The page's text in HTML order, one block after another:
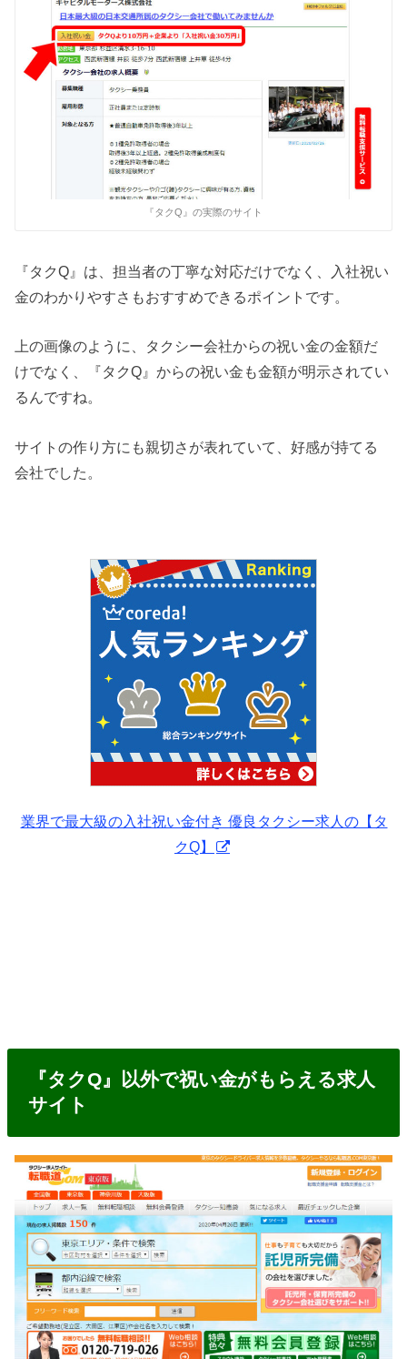
『タクQ』の実際のサイト
『タクQ』は、担当者の丁寧な対応だけでなく、入社祝い
金のわかりやすさもおすすめできるポイントです。
上の画像のように、タクシー会社からの祝い金の金額だ
けでなく、『タクQ』からの祝い金も金額が明示されてい
るんですね。
サイトの作り方にも親切さが表れていて、好感が持てる
会社でした。
業界で最大級の入社祝い金付き 優良タクシー求人の【タ
クQ】
『タクQ』以外で祝い金がもらえる求人
サイト